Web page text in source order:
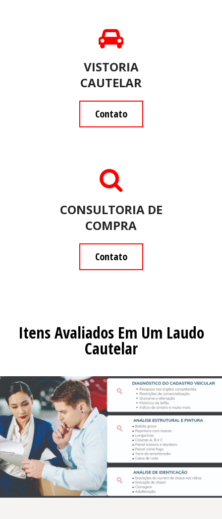

VISTORIA
CAUTELAR
Contato

CONSULTORIA DE
COMPRA
Contato
Itens Avaliados Em Um Laudo
Cautelar